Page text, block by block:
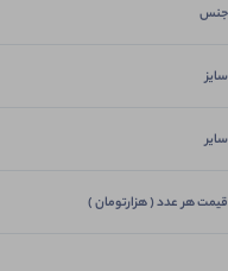
جنس
سایز
سایر
قیمت هر عدد ( هزارتومان )